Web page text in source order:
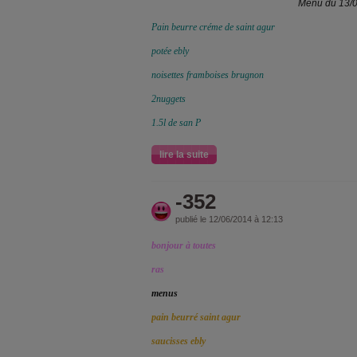
Menu du 13/
Pain beurre créme de saint agur
potée ebly
noisettes framboises brugnon
2nuggets
1.5l de san P
lire la suite
-352
publié le 12/06/2014 à 12:13
bonjour à toutes
ras
menus
pain beurré saint agur
saucisses ebly